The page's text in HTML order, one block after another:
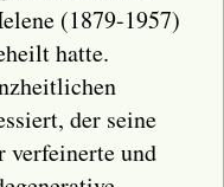
(1879-1957)
hatte.
der seine
verfeinerte und